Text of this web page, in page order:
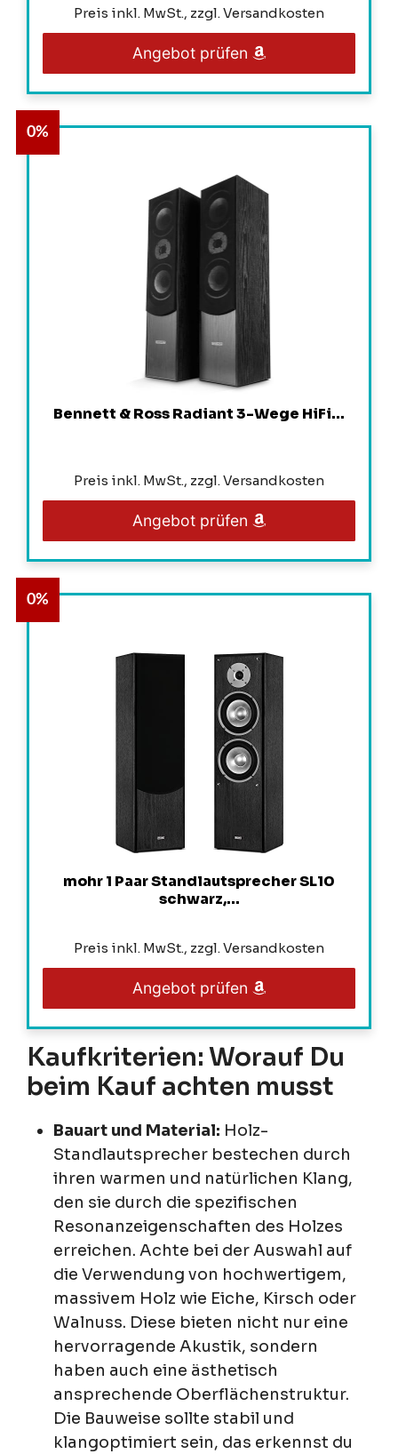
Preis inkl. MwSt., zzgl. Versandkosten
Angebot prüfen
0%
Bennett & Ross Radiant 3-Wege HiFi...
Preis inkl. MwSt., zzgl. Versandkosten
Angebot prüfen
0%
mohr 1 Paar Standlautsprecher SL10
schwarz,...
Preis inkl. MwSt., zzgl. Versandkosten
Angebot prüfen
Kaufkriterien: Worauf Du
beim Kauf achten musst
Bauart und Material: Holz-
Standlautsprecher bestechen durch
ihren warmen und natürlichen Klang,
den sie durch die spezifischen
Resonanzeigenschaften des Holzes
erreichen. Achte bei der Auswahl auf
die Verwendung von hochwertigem,
massivem Holz wie Eiche, Kirsch oder
Walnuss. Diese bieten nicht nur eine
hervorragende Akustik, sondern
haben auch eine ästhetisch
ansprechende Oberflächenstruktur.
Die Bauweise sollte stabil und
klangoptimiert sein, das erkennst du